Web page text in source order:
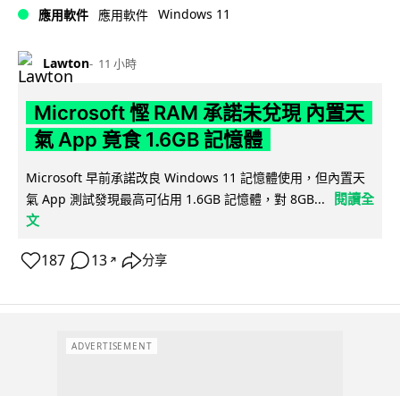
應用軟件 應用軟件 Windows 11
Lawton 11 小時
Microsoft 慳 RAM 承諾未兌現 內置天
氣 App 竟食 1.6GB 記憶體
Microsoft 早前承諾改良 Windows 11 記憶體使用，但內置天
氣 App 測試發現最高可佔用 1.6GB 記憶體，對 8GB...
閱讀全
文
187 13 ↗ 分享
ADVERTISEMENT